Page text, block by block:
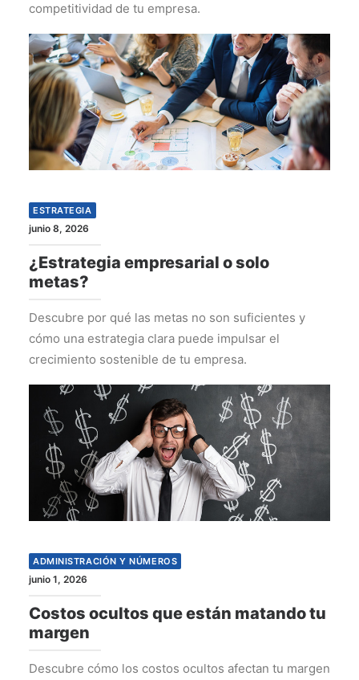
competitividad de tu empresa.
ESTRATEGIA
junio 8, 2026
¿Estrategia empresarial o solo
metas?
Descubre por qué las metas no son suficientes y
cómo una estrategia clara puede impulsar el
crecimiento sostenible de tu empresa.
ADMINISTRACIÓN Y NÚMEROS
junio 1, 2026
Costos ocultos que están matando tu
margen
Descubre cómo los costos ocultos afectan tu margen